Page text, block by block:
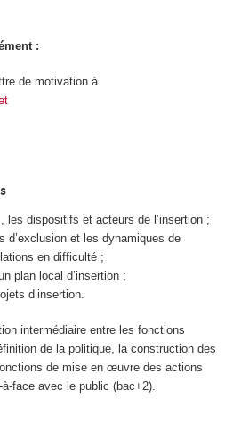
:
de motivation à
les dispositifs et acteurs de l’insertion ;
d’exclusion et les dynamiques de
en difficulté ;
plan local d’insertion ;
d’insertion.
intermédiaire entre les fonctions
de la politique, la construction des
de mise en œuvre des actions
face avec le public (bac+2).